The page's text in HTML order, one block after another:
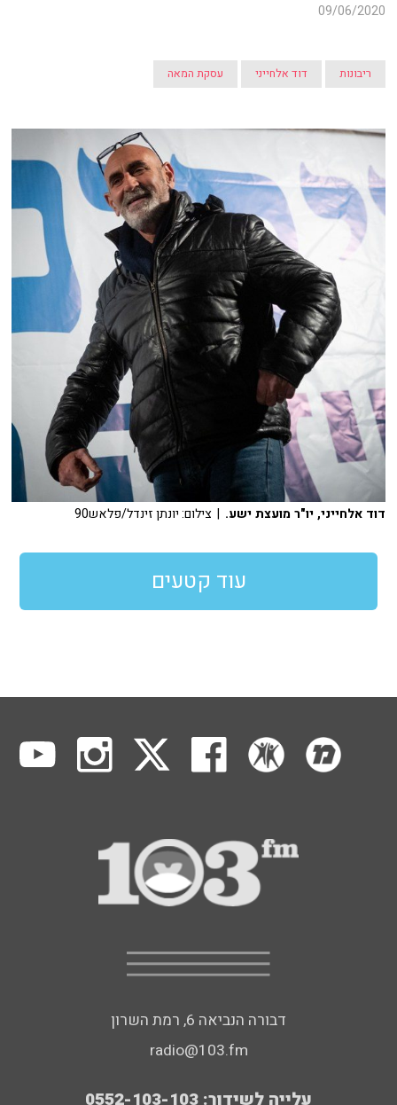
09/06/2020
ריבונות דוד אלחייני עסקת המאה
דוד אלחייני, יו"ר מועצת ישע. | צילום: יונתן זינדל/פלאש90
עוד קטעים
דבורה הנביאה 6, רמת השרון
radio@103.fm
עלייה לשידור: 0552-103-103